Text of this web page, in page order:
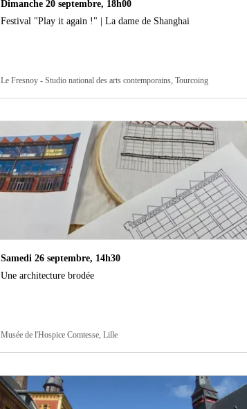
Dimanche 20 septembre, 18h00
Festival "Play it again !" | La dame de Shanghai
Le Fresnoy - Studio national des arts contemporains, Tourcoing
Samedi 26 septembre, 14h30
Une architecture brodée
Musée de l'Hospice Comtesse, Lille